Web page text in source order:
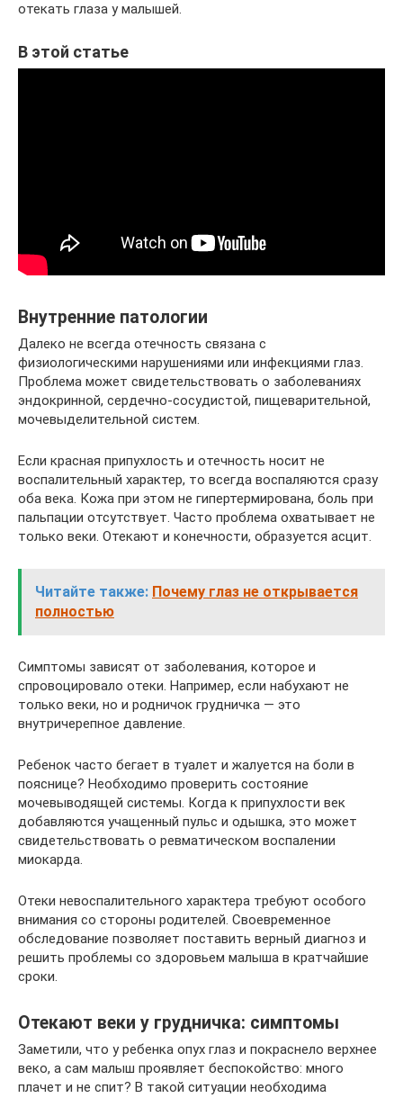
отекать глаза у малышей.
В этой статье
Внутренние патологии
Далеко не всегда отечность связана с
физиологическими нарушениями или инфекциями глаз.
Проблема может свидетельствовать о заболеваниях
эндокринной, сердечно-сосудистой, пищеварительной,
мочевыделительной систем.
Если красная припухлость и отечность носит не
воспалительный характер, то всегда воспаляются сразу
оба века. Кожа при этом не гипертермирована, боль при
пальпации отсутствует. Часто проблема охватывает не
только веки. Отекают и конечности, образуется асцит.
Читайте также: Почему глаз не открывается
полностью
Симптомы зависят от заболевания, которое и
спровоцировало отеки. Например, если набухают не
только веки, но и родничок грудничка — это
внутричерепное давление.
Ребенок часто бегает в туалет и жалуется на боли в
пояснице? Необходимо проверить состояние
мочевыводящей системы. Когда к припухлости век
добавляются учащенный пульс и одышка, это может
свидетельствовать о ревматическом воспалении
миокарда.
Отеки невоспалительного характера требуют особого
внимания со стороны родителей. Своевременное
обследование позволяет поставить верный диагноз и
решить проблемы со здоровьем малыша в кратчайшие
сроки.
Отекают веки у грудничка: симптомы
Заметили, что у ребенка опух глаз и покраснело верхнее
веко, а сам малыш проявляет беспокойство: много
плачет и не спит? В такой ситуации необходима